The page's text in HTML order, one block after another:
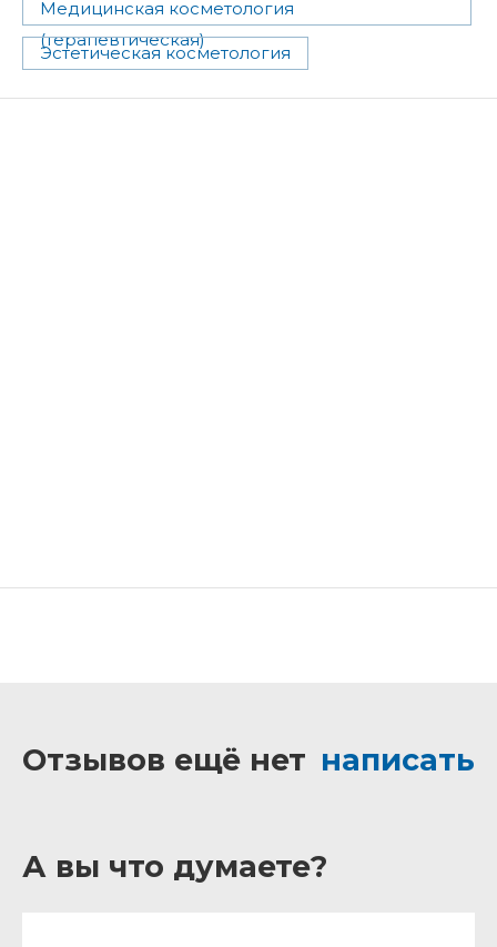
Медицинская косметология
(терапевтическая)
Эстетическая косметология
Отзывов ещё нет написать
А вы что думаете?